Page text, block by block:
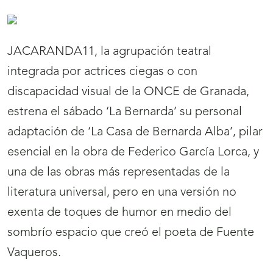
JACARANDA11, la agrupación teatral
integrada por actrices ciegas o con
discapacidad visual de la ONCE de Granada,
estrena el sábado ‘La Bernarda’ su personal
adaptación de ‘La Casa de Bernarda Alba’, pilar
esencial en la obra de Federico García Lorca, y
una de las obras más representadas de la
literatura universal, pero en una versión no
exenta de toques de humor en medio del
sombrío espacio que creó el poeta de Fuente
Vaqueros.